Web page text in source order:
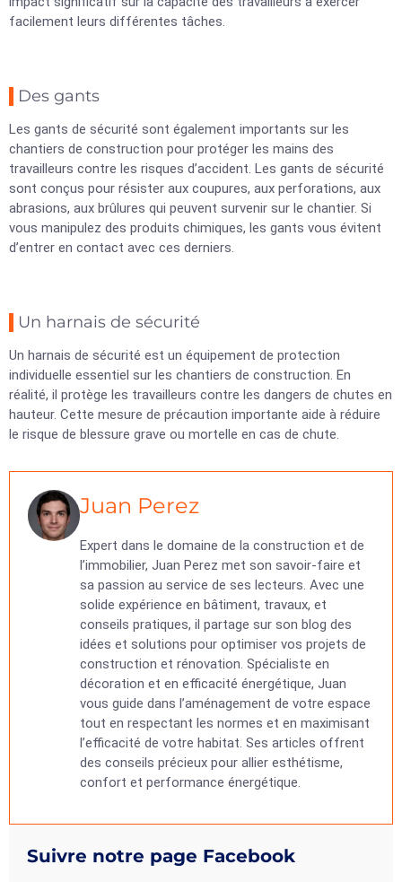
Suivre notre page Facebook
facilement leurs différentes tâches.
Des gants
Les gants de sécurité sont également importants sur les
chantiers de construction pour protéger les mains des
travailleurs contre les risques d’accident. Les gants de sécurité
sont conçus pour résister aux coupures, aux perforations, aux
abrasions, aux brûlures qui peuvent survenir sur le chantier. Si
vous manipulez des produits chimiques, les gants vous évitent
d’entrer en contact avec ces derniers.
Un harnais de sécurité
Un harnais de sécurité est un équipement de protection
individuelle essentiel sur les chantiers de construction. En
réalité, il protège les travailleurs contre les dangers de chutes en
hauteur. Cette mesure de précaution importante aide à réduire
le risque de blessure grave ou mortelle en cas de chute.
Juan Perez
Expert dans le domaine de la construction et de
l’immobilier, Juan Perez met son savoir-faire et
sa passion au service de ses lecteurs. Avec une
solide expérience en bâtiment, travaux, et
conseils pratiques, il partage sur son blog des
idées et solutions pour optimiser vos projets de
construction et rénovation. Spécialiste en
décoration et en efficacité énergétique, Juan
vous guide dans l’aménagement de votre espace
tout en respectant les normes et en maximisant
l’efficacité de votre habitat. Ses articles offrent
des conseils précieux pour allier esthétisme,
confort et performance énergétique.